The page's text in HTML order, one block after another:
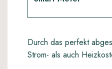
Durch das perfekt
Strom- als auch